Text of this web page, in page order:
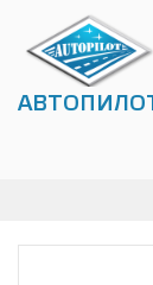
АВТОПИЛОТ
Контакты:
Адрес:
Чагинская
700-